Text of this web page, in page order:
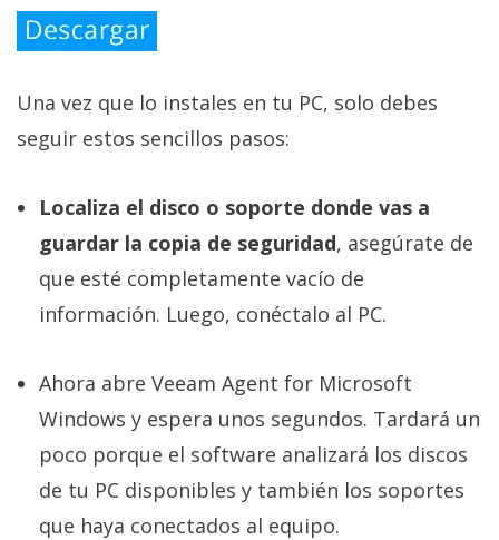
Una vez que lo instales en tu PC, solo debes
seguir estos sencillos pasos:
Localiza el disco o soporte donde vas a
guardar la copia de seguridad, asegúrate de
que esté completamente vacío de
información. Luego, conéctalo al PC.
Ahora abre Veeam Agent for Microsoft
Windows y espera unos segundos. Tardará un
poco porque el software analizará los discos
de tu PC disponibles y también los soportes
que haya conectados al equipo.